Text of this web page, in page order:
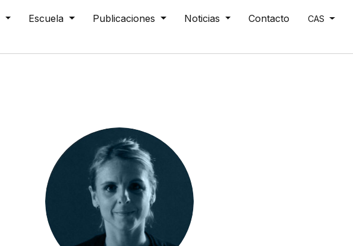
Escuela Publicaciones Noticias Contacto CAS